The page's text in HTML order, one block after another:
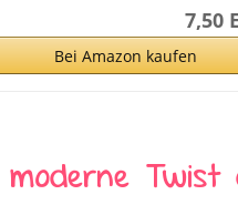
7,50
Bei Amazon kaufen
Twist